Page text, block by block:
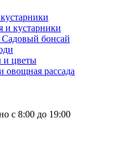
и кустарники
бонсай
и цветы
овощная рассада
с 8:00 до 19:00